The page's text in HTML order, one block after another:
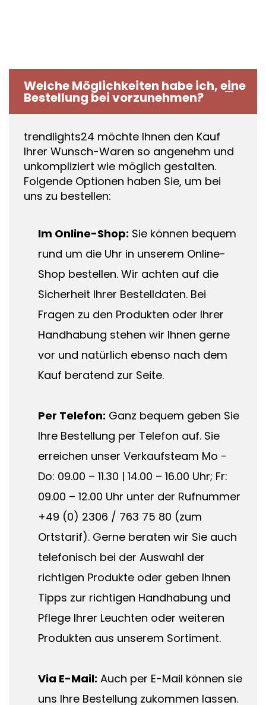
Welche Möglichkeiten habe ich, eine
Bestellung bei vorzunehmen?
trendlights24 möchte Ihnen den Kauf
Ihrer Wunsch-Waren so angenehm und
unkompliziert wie möglich gestalten.
Folgende Optionen haben Sie, um bei
uns zu bestellen:
Im Online-Shop: Sie können bequem
rund um die Uhr in unserem Online-
Shop bestellen. Wir achten auf die
Sicherheit Ihrer Bestelldaten. Bei
Fragen zu den Produkten oder Ihrer
Handhabung stehen wir Ihnen gerne
vor und natürlich ebenso nach dem
Kauf beratend zur Seite.
Per Telefon: Ganz bequem geben Sie
Ihre Bestellung per Telefon auf. Sie
erreichen unser Verkaufsteam Mo -
Do: 09.00 – 11.30 | 14.00 – 16.00 Uhr; Fr:
09.00 – 12.00 Uhr unter der Rufnummer
+49 (0) 2306 / 763 75 80 (zum
Ortstarif). Gerne beraten wir Sie auch
telefonisch bei der Auswahl der
richtigen Produkte oder geben Ihnen
Tipps zur richtigen Handhabung und
Pflege Ihrer Leuchten oder weiteren
Produkten aus unserem Sortiment.
Via E-Mail: Auch per E-Mail können sie
uns Ihre Bestellung zukommen lassen.